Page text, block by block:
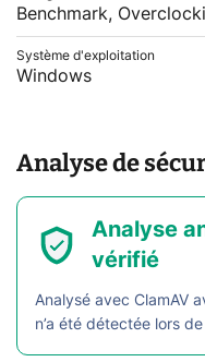
Benchmark,
Système d'exploitation
Windows
Analyse de
Analyse
vérifié
Analysé avec ClamAV
n’a été détectée lors de